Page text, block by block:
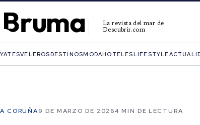
La revista del mar de
Descubrir.com
YATESVELEROSDESTINOSMODAHOTELESLIFESTYLE
A CORUÑA9 DE MARZO DE 20264 MIN DE LECTURA